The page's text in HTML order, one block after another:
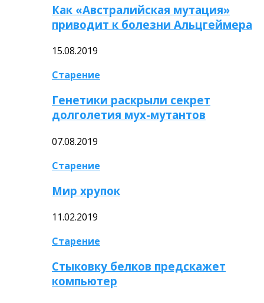
Как «Австралийская мутация»
приводит к болезни Альцгеймера
15.08.2019
Старение
Генетики раскрыли секрет
долголетия мух-мутантов
07.08.2019
Старение
Мир хрупок
11.02.2019
Старение
Стыковку белков предскажет
компьютер